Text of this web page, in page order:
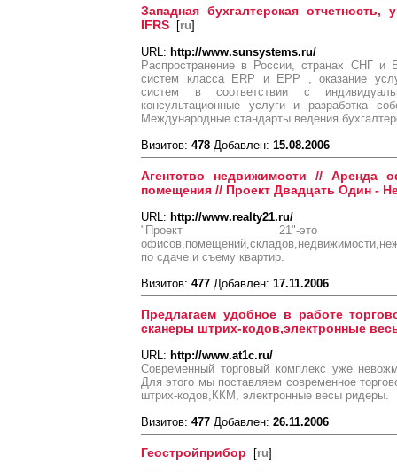
Западная бухгалтерская отчетность,
IFRS [ru]
URL: http://www.sunsystems.ru/
Распространение в России, странах СНГ и
систем класса ERP и EPP , оказание
систем в соответствии с
консультационные услуги и разработка
Международные стандарты ведения
Визитов: 478 Добавлен: 15.08.2006
Агентство недвижимости // Аренда
помещения // Проект Двадцать Один -
URL: http://www.realty21.ru/
"Проект 21"-это
по сдаче и съему квартир.
Визитов: 477 Добавлен: 17.11.2006
Предлагаем удобное в работе
сканеры штрих-кодов,электронные
URL: http://www.at1c.ru/
Современный торговый комплекс уже
Для этого мы поставляем современное
штрих-кодов,ККМ, электронные весы ридеры.
Визитов: 477 Добавлен: 26.11.2006
Геостройприбор [ru]